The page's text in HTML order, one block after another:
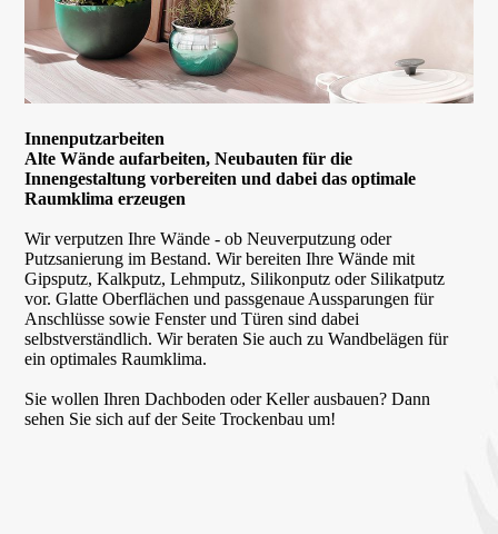
Innenputzarbeiten
Alte Wände aufarbeiten, Neubauten für die
Innengestaltung vorbereiten und dabei das optimale
Raumklima erzeugen
Wir verputzen Ihre Wände - ob Neuverputzung oder
Putzsanierung im Bestand. Wir bereiten Ihre Wände mit
Gipsputz, Kalkputz, Lehmputz, Silikonputz oder Silikatputz
vor. Glatte Oberflächen und passgenaue Aussparungen für
Anschlüsse sowie Fenster und Türen sind dabei
selbstverständlich. Wir beraten Sie auch zu Wandbelägen für
ein optimales Raumklima.
Sie wollen Ihren Dachboden oder Keller ausbauen? Dann
sehen Sie sich auf der Seite Trockenbau um!